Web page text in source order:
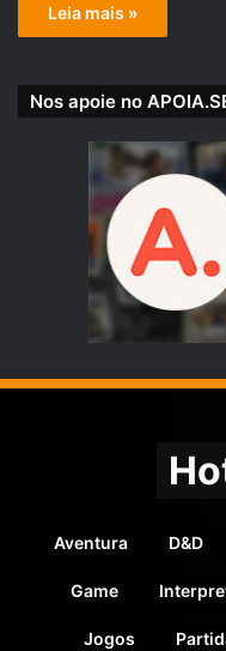
Leia mais »
Nos apoie no
Aventura D&D
Game
Jogos